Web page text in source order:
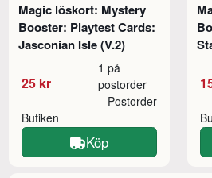
Magic löskort: Mystery
Booster: Playtest Cards:
Jasconian Isle (V.2)
25 kr
1 på
postorder
Butiken
Postorder
Köp